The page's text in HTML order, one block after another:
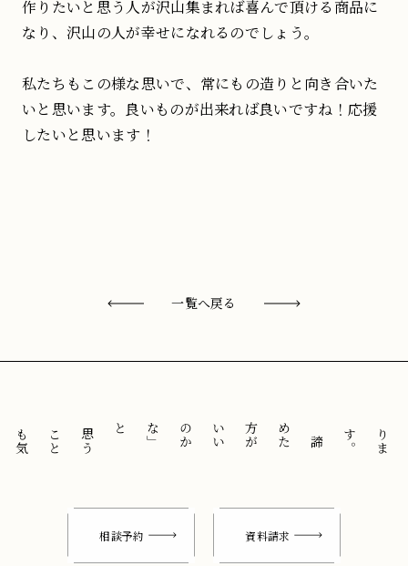
作りたいと思う人が沢山集まれば喜んで頂ける商品に
なり、沢山の人が幸せになれるのでしょう。
私たちもこの様な思いで、常にもの造りと向き合いた
いと思います。良いものが出来れば良いですね！応援
したいと思います！
一覧へ戻る
。
「
諦
め
た
方
が
い
い
の
か
な
」
と
思
う
こ
と
も
気
に
せ
ずに
相談予約 資料請求